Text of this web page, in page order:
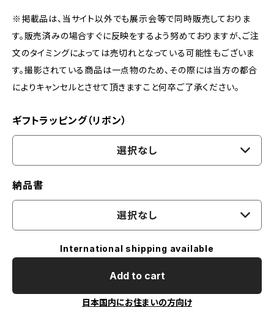
※掲載品は、当サイト以外でも展示会等で同時販売しておりま
す。販売済みの場合すぐに反映をするよう努めておりますが、ご注
文のタイミングによっては売切れとなっている可能性もございま
す。撮影されている商品は一点物のため、その際には当方の都合
によりキャンセルとさせて頂きますこと何卒ご了承ください。
ギフトラッピング（リボン）
選択なし
納品書
選択なし
International shipping available
Add to cart
日本国内にお住まいの方向け